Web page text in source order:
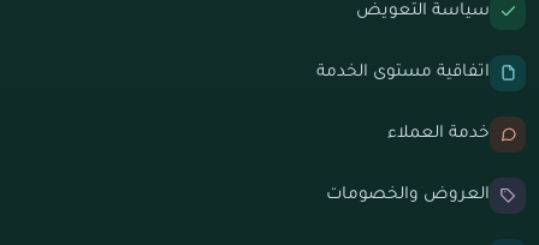
سياسة التعويض
اتفاقية مستوى الخدمة
خدمة العملاء
العروض والخصومات